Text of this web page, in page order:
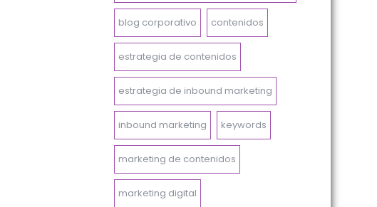
blog corporativo contenidos
estrategia de contenidos
estrategia de inbound marketing
inbound marketing keywords
marketing de contenidos
marketing digital